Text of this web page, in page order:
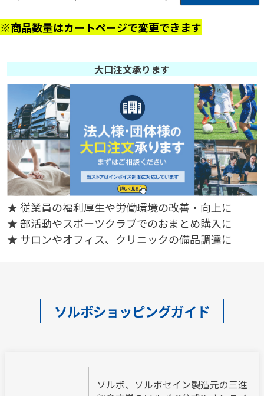
※商品数量はカートページで変更できます
大口注文承ります
★ 従業員の福利厚生や労働環境の改善・向上に
★ 部活動やスポーツクラブでのおまとめ購入に
★ サロンやオフィス、クリニックの備品調達に
ソルボショッピングガイド
ソルボ、ソルボセイン製造元の三進